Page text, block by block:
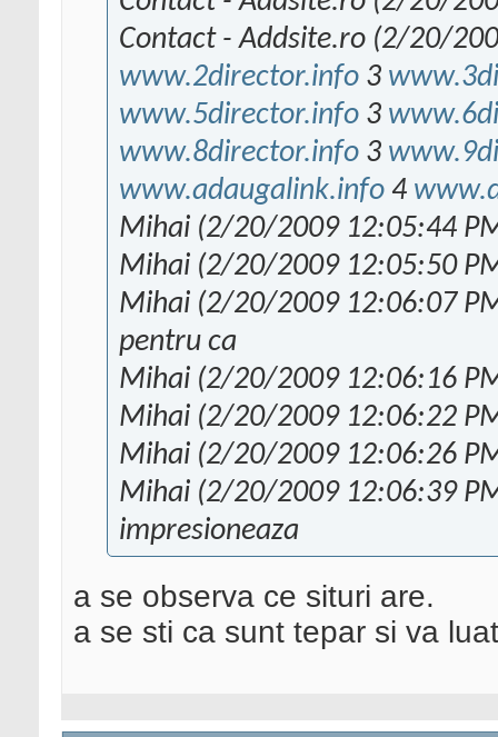
Contact - Addsite.ro (2/20/
www.2director.info 3
www.5director.info 3
www.8director.info 3
www.adaugalink.info 4
Mihai (2/20/2009 12:05:44
Mihai (2/20/2009 12:05:50
Mihai (2/20/2009 12:06:07
pentru ca
Mihai (2/20/2009 12:06:16
Mihai (2/20/2009 12:06:22
Mihai (2/20/2009 12:06:26
Mihai (2/20/2009 12:06:39
impresioneaza
a se observa ce situri are.
a se sti ca sunt tepar si va